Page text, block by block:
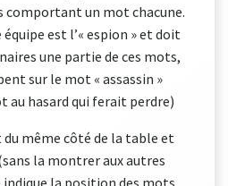
comportant un mot chacune.
est l’« espion » et doit
une partie de ces mots,
sur le mot « assassin »
hasard qui ferait perdre)
du même côté de la table et
la montrer aux autres